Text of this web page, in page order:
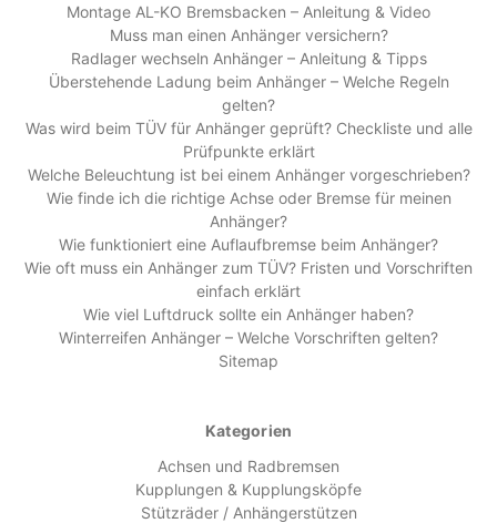
Montage AL-KO Bremsbacken – Anleitung & Video
Muss man einen Anhänger versichern?
Radlager wechseln Anhänger – Anleitung & Tipps
Überstehende Ladung beim Anhänger – Welche Regeln
gelten?
Was wird beim TÜV für Anhänger geprüft? Checkliste und alle
Prüfpunkte erklärt
Welche Beleuchtung ist bei einem Anhänger vorgeschrieben?
Wie finde ich die richtige Achse oder Bremse für meinen
Anhänger?
Wie funktioniert eine Auflaufbremse beim Anhänger?
Wie oft muss ein Anhänger zum TÜV? Fristen und Vorschriften
einfach erklärt
Wie viel Luftdruck sollte ein Anhänger haben?
Winterreifen Anhänger – Welche Vorschriften gelten?
Sitemap
Kategorien
Achsen und Radbremsen
Kupplungen & Kupplungsköpfe
Stützräder / Anhängerstützen